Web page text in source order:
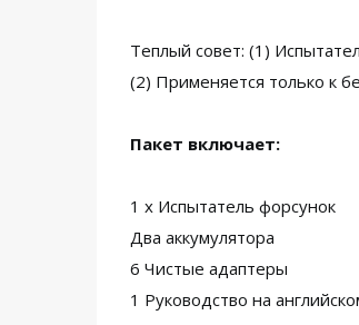
Теплый совет: (1)
(2) Применяется только к
Пакет включает:
1 x Испытатель форсунок
Два аккумулятора
6 Чистые адаптеры
1 Руководство на